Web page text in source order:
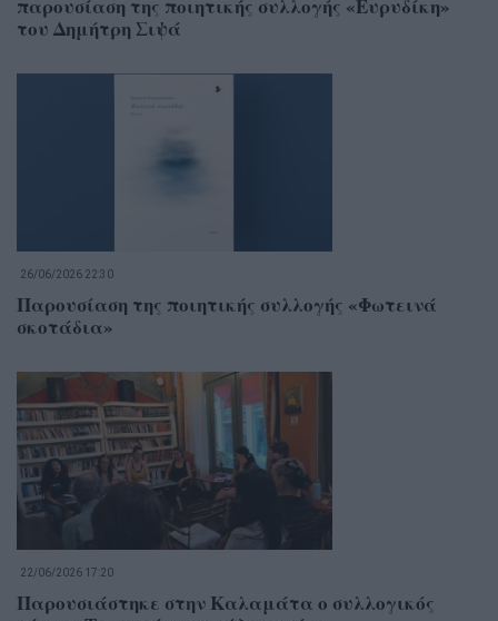
παρουσίαση της ποιητικής συλλογής «Ευρυδίκη»
του Δημήτρη Σιψά
26/06/2026 22:30
Παρουσίαση της ποιητικής συλλογής «Φωτεινά
σκοτάδια»
22/06/2026 17:20
Παρουσιάστηκε στην Καλαμάτα ο συλλογικός